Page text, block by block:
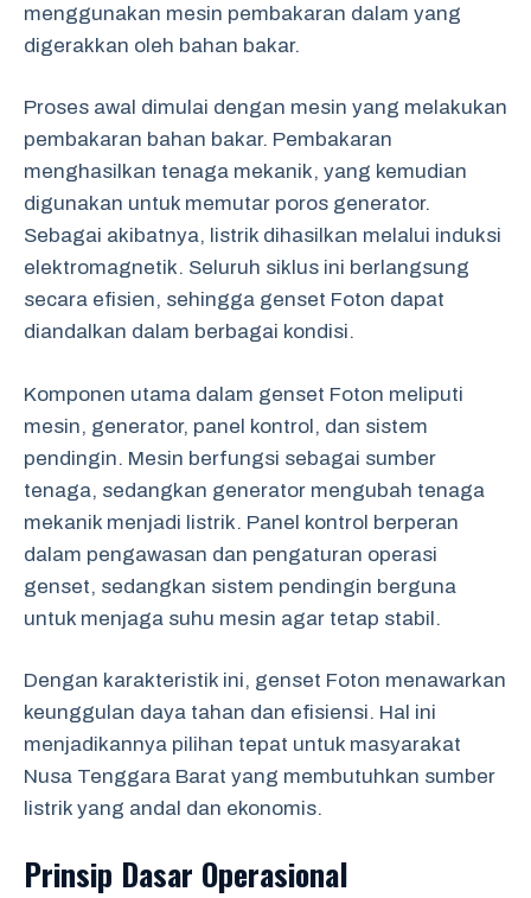
menggunakan mesin pembakaran dalam yang
digerakkan oleh bahan bakar.
Proses awal dimulai dengan mesin yang melakukan
pembakaran bahan bakar. Pembakaran
menghasilkan tenaga mekanik, yang kemudian
digunakan untuk memutar poros generator.
Sebagai akibatnya, listrik dihasilkan melalui induksi
elektromagnetik. Seluruh siklus ini berlangsung
secara efisien, sehingga genset Foton dapat
diandalkan dalam berbagai kondisi.
Komponen utama dalam genset Foton meliputi
mesin, generator, panel kontrol, dan sistem
pendingin. Mesin berfungsi sebagai sumber
tenaga, sedangkan generator mengubah tenaga
mekanik menjadi listrik. Panel kontrol berperan
dalam pengawasan dan pengaturan operasi
genset, sedangkan sistem pendingin berguna
untuk menjaga suhu mesin agar tetap stabil.
Dengan karakteristik ini, genset Foton menawarkan
keunggulan daya tahan dan efisiensi. Hal ini
menjadikannya pilihan tepat untuk masyarakat
Nusa Tenggara Barat yang membutuhkan sumber
listrik yang andal dan ekonomis.
Prinsip Dasar Operasional